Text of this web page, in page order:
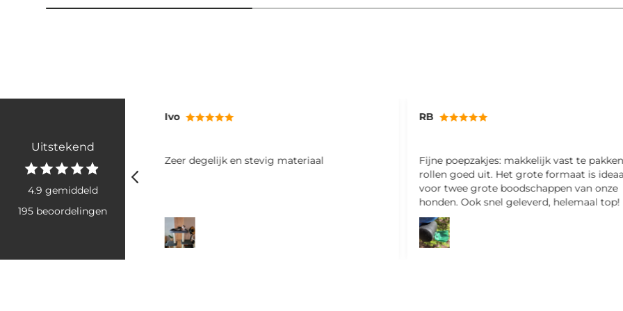
Uitstekend
4.9 gemiddeld
195 beoordelingen
Zeer degelijk en stevig materiaal
Fijne poepzakjes: makkelijk vast te pakken en
rollen goed uit. Het grote formaat is ideaal
voor twee grote boodschappen van onze
honden. Ook snel geleverd, helemaal top!
Ik ben hier erg blij
ruikt ook nog